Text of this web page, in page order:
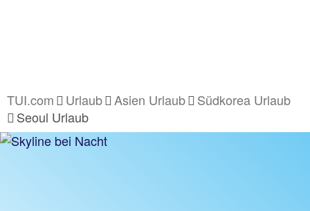
TUI.com Urlaub Asien Urlaub
Südkorea Urlaub
Seoul Urlaub